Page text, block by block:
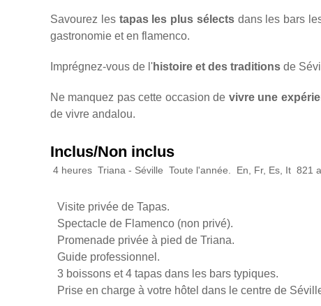
Savourez les tapas les plus sélectsdans les bars
gastronomie et en flamenco.
Imprégnez-vous de l'histoire et des traditions de
Ne manquez pas cette occasion de vivre une
de vivre andalou.
Inclus/Non inclus
4 heures Triana - Séville Toute l'année. En, Fr, Es, It 821
Visite privée de Tapas.
Spectacle de Flamenco (non privé).
Promenade privée à pied de Triana.
Guide professionnel.
3 boissons et 4 tapas dans les bars typiques.
Prise en charge à votre hôtel dans le centre de